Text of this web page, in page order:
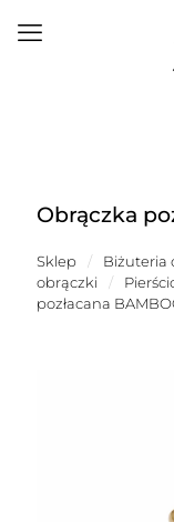
Obrączka
Sklep / Biżuteria
obrączki
/
pozłacana